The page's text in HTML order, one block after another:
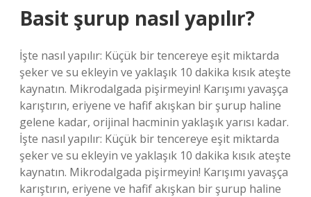
Basit şurup nasıl yapılır?
İşte nasıl yapılır: Küçük bir tencereye eşit miktarda
şeker ve su ekleyin ve yaklaşık 10 dakika kısık ateşte
kaynatın. Mikrodalgada pişirmeyin! Karışımı yavaşça
karıştırın, eriyene ve hafif akışkan bir şurup haline
gelene kadar, orijinal hacminin yaklaşık yarısı kadar.
İşte nasıl yapılır: Küçük bir tencereye eşit miktarda
şeker ve su ekleyin ve yaklaşık 10 dakika kısık ateşte
kaynatın. Mikrodalgada pişirmeyin! Karışımı yavaşça
karıştırın, eriyene ve hafif akışkan bir şurup haline